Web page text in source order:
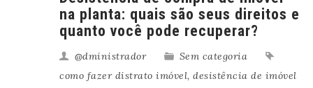
na planta: quais são seus direitos e
quanto você pode recuperar?
@dministrador
Sem categoria
como fazer distrato imóvel, desistência de imóvel